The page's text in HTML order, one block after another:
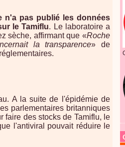
n'a pas publié les données
le Tamiflu. Le laboratoire a
sèche, affirmant que «Roche
la transparence» de
A la suite de l'épidémie de
parlementaires britanniques
faire des stocks de Tamiflu, le
l'antiviral pouvait réduire le